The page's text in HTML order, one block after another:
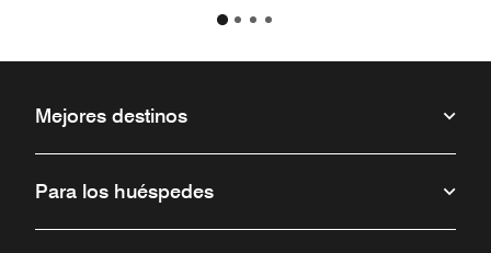
Mejores destinos
Para los huéspedes